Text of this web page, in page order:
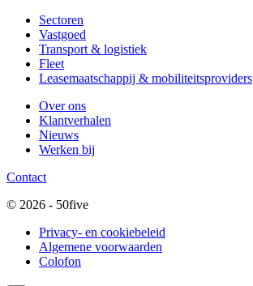
Sectoren
Vastgoed
Transport & logistiek
Fleet
Leasemaatschappij & mobiliteitsproviders
Over ons
Klantverhalen
Nieuws
Werken bij
Contact
© 2026 - 50five
Privacy- en cookiebeleid
Algemene voorwaarden
Colofon